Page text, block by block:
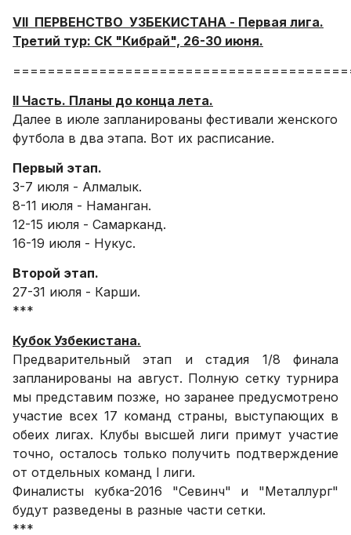
VII ПЕРВЕНСТВО УЗБЕКИСТАНА - Первая лига.
Третий тур: СК "Кибрай", 26-30 июня.
II Часть. Планы до конца лета.
Далее в июле запланированы фестивали женского
футбола в два этапа. Вот их расписание.
Первый этап.
3-7 июля - Алмалык.
8-11 июля - Наманган.
12-15 июля - Самарканд.
16-19 июля - Нукус.
Второй этап.
27-31 июля - Карши.
***
Кубок Узбекистана.
Предварительный этап и стадия 1/8 финала
запланированы на август. Полную сетку турнира
мы представим позже, но заранее предусмотрено
участие всех 17 команд страны, выступающих в
обеих лигах. Клубы высшей лиги примут участие
точно, осталось только получить подтверждение
от отдельных команд I лиги.
Финалисты кубка-2016 "Севинч" и "Металлург"
будут разведены в разные части сетки.
***